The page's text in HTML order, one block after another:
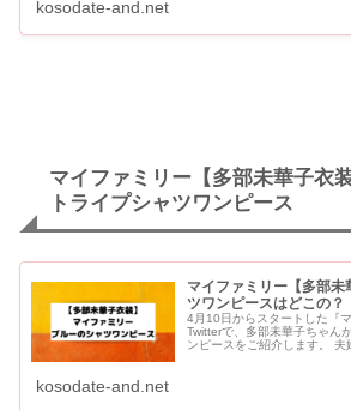
kosodate-and.net
マイファミリー【多部未華子衣
トライプシャツワンピース
マイファミリー【多部
ツワンピースはどこの？
4月10日からスタートした『
Twitterで、多部未華子ちゃん
ンピースをご紹介します。 夫婦役の二宮くんと2ショット
kosodate-and.net